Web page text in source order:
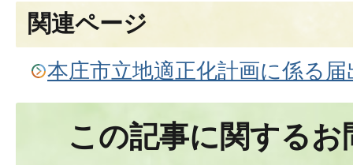
関連ページ
本庄市立地適正化計画に係る
この記事に関する